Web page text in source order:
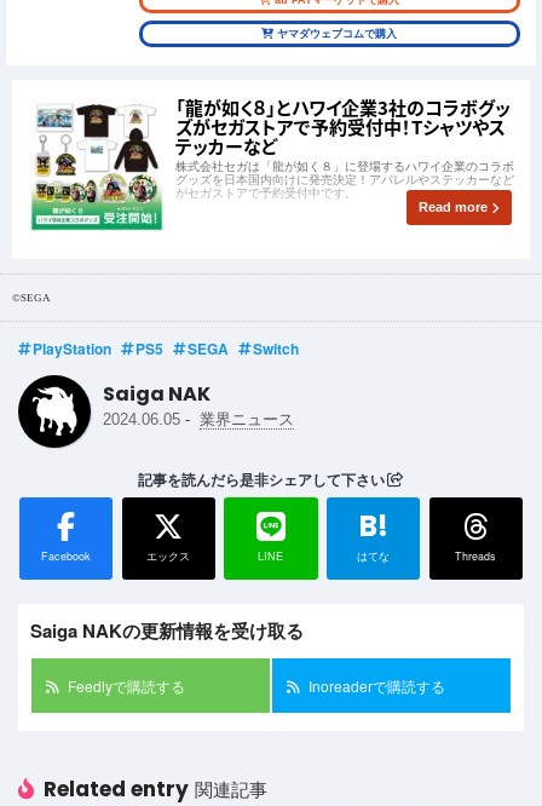
ヤマダウェブコムで購入
「龍が如く８」とハワイ企業3社のコラボグッ
ズがセガストアで予約受付中！Tシャツやス
テッカーなど
株式会社セガは「龍が如く８」に登場するハワイ企業のコラボ
グッズを日本国内向けに発売決定！アパレルやステッカーなど
がセガストアで予約受付中です。
Read more
©SEGA
PlayStation PS5 SEGA Switch
Saiga NAK
2024.06.05 - 業界ニュース
記事を読んだら是非シェアして下さい
Facebook エックス LINE
B!
はてな Threads
Saiga NAKの更新情報を受け取る
Feedlyで購読する Inoreaderで購読する
Related entry 関連記事